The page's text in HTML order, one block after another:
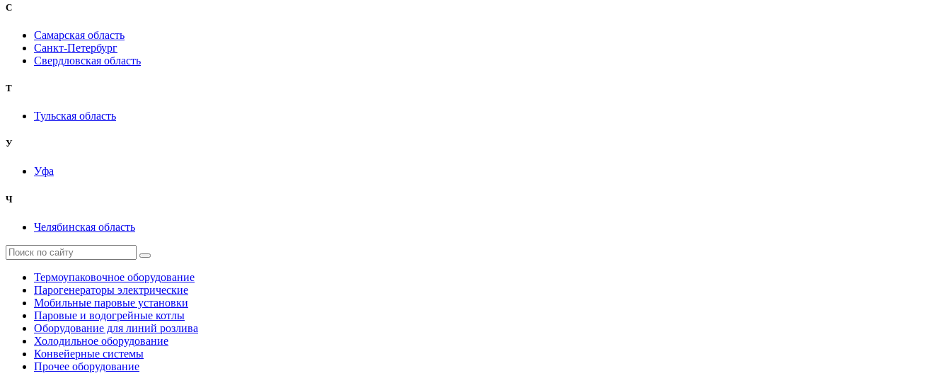
С
Самарская область
Санкт-Петербург
Свердловская область
Т
Тульская область
У
Уфа
Ч
Челябинская область
Термоупаковочное оборудование
Парогенераторы электрические
Мобильные паровые установки
Паровые и водогрейные котлы
Оборудование для линий розлива
Холодильное оборудование
Конвейерные системы
Прочее оборудование